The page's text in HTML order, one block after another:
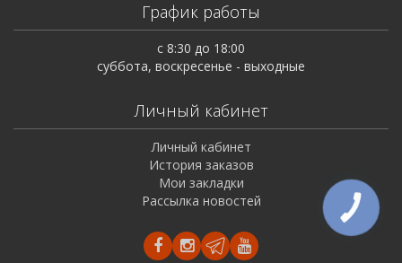
График работы
с 8:30 до 18:00
суббота, воскресенье - выходные
Личный кабинет
Личный кабинет
История заказов
Мои закладки
Рассылка новостей
КНОПКА
ЗВ'ЯЗКУ